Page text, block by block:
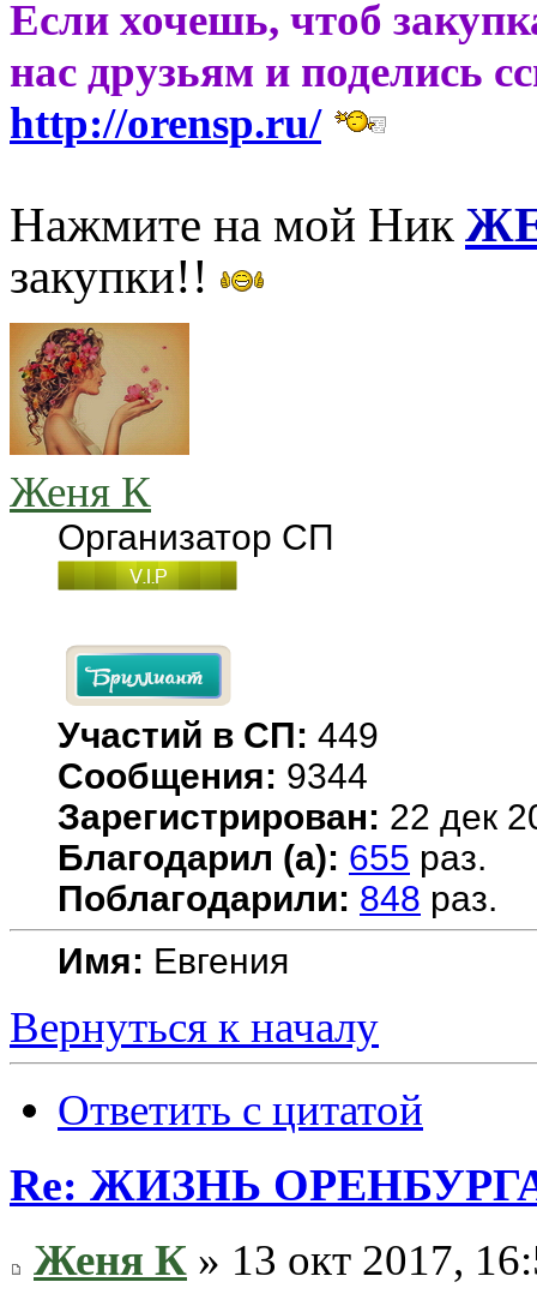
Если хочешь, чтоб
нас друзьям и поделись
http://orensp.ru/
Нажмите на мой Ник
закупки!!
Женя К
Организатор СП
Участий в СП: 449
Сообщения: 9344
Зарегистрирован: 22 дек
Благодарил (а): 655 раз.
Поблагодарили: 848 раз.
Имя: Евгения
Вернуться к началу
Ответить с цитатой
Re: ЖИЗНЬ
Женя К » 13 окт 2017,